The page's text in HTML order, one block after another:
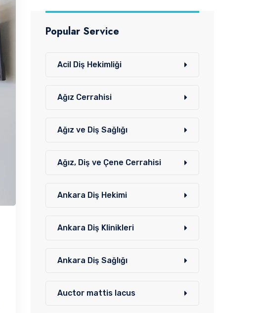
Popular Service
Acil Diş Hekimliği
Ağız Cerrahisi
Ağız ve Diş Sağlığı
Ağız, Diş ve Çene Cerrahisi
Ankara Diş Hekimi
Ankara Diş Klinikleri
Ankara Diş Sağlığı
Auctor mattis lacus